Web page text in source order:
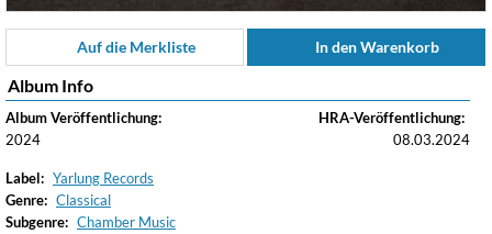
Auf die Merkliste In den Warenkorb
Album Info
Album Veröffentlichung:
2024
HRA-Veröffentlichung:
08.03.2024
Label: Yarlung Records
Genre: Classical
Subgenre: Chamber Music